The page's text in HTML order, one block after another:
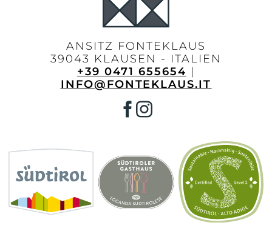
ANSITZ FONTEKLAUS
39043 KLAUSEN - ITALIEN
+39 0471 655654 |
INFO@FONTEKLAUS.IT